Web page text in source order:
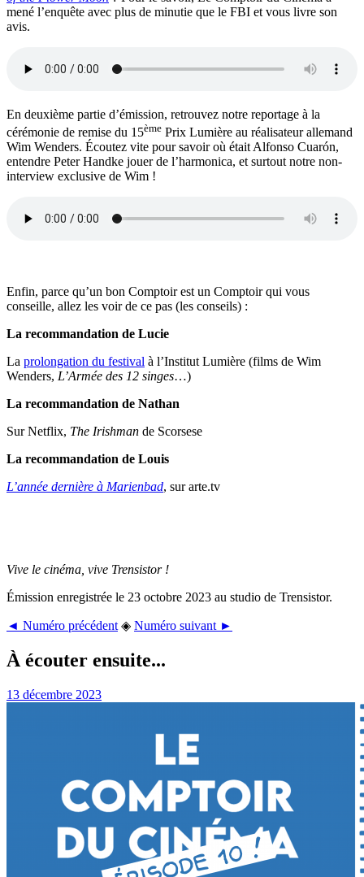
mené l’enquête avec plus de minutie que le FBI et vous livre son
avis.
En deuxième partie d’émission, retrouvez notre reportage à la
cérémonie de remise du 15ème Prix Lumière au réalisateur allemand
Wim Wenders. Écoutez vite pour savoir où était Alfonso Cuarón,
entendre Peter Handke jouer de l’harmonica, et surtout notre non-
interview exclusive de Wim !
Enfin, parce qu’un bon Comptoir est un Comptoir qui vous
conseille, allez les voir de ce pas (les conseils) :
La recommandation de Lucie
La prolongation du festival à l’Institut Lumière (films de Wim
Wenders, L’Armée des 12 singes…)
La recommandation de Nathan
Sur Netflix, The Irishman de Scorsese
La recommandation de Louis
L’année dernière à Marienbad, sur arte.tv
Vive le cinéma, vive Trensistor !
Émission enregistrée le 23 octobre 2023 au studio de Trensistor.
◄ Numéro précédent ◈ Numéro suivant ►
À écouter ensuite...
13 décembre 2023